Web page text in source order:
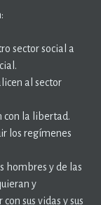
sector social a
al sector
con la libertad.
los regímenes
hombres y de las
y
sus vidas y sus